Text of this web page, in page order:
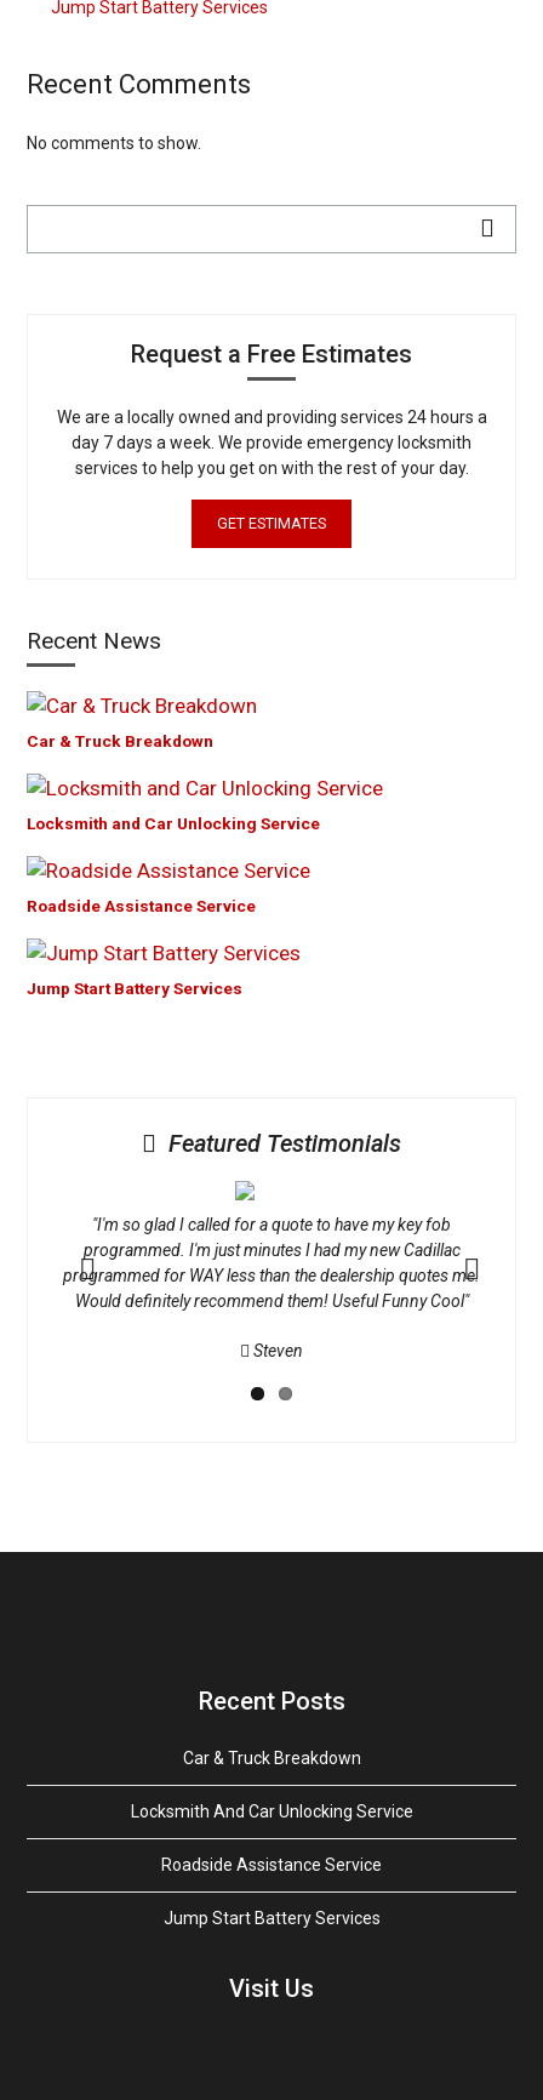
Jump Start Battery Services
Recent Comments
No comments to show.
Request a Free Estimates
We are a locally owned and providing services 24 hours a
day 7 days a week. We provide emergency locksmith
services to help you get on with the rest of your day.
GET ESTIMATES
Recent News
Car & Truck Breakdown
Locksmith and Car Unlocking Service
Roadside Assistance Service
Jump Start Battery Services
Featured Testimonials
"I'm so glad I called for a quote to have my key fob
programmed. I'm just minutes I had my new Cadillac
programmed for WAY less than the dealership quotes me.
Would definitely recommend them! Useful Funny Cool"
Steven
Previous Next
Recent Posts
Car & Truck Breakdown
Locksmith And Car Unlocking Service
Roadside Assistance Service
Jump Start Battery Services
Visit Us